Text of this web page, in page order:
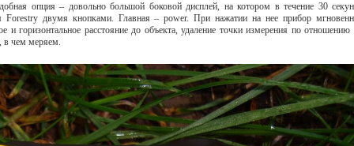
опция – довольно большой боковой дисплей, на котором в течение 30
Forestry двумя кнопками. Главная – power. При нажатии на нее прибор
и горизонтальное расстояние до объекта, удаление точки измерения по отношению
в чем меряем.